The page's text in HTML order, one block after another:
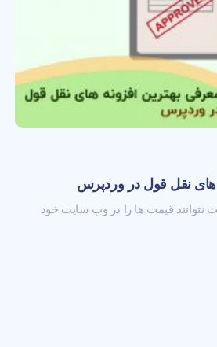
های نقل قول در وردپرس
قیمت ها را در وب سایت خود